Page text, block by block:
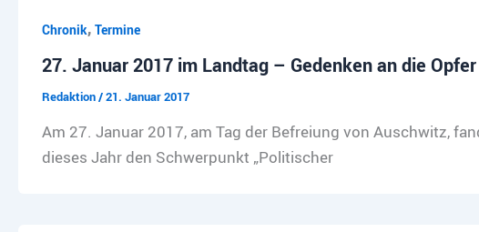
Chronik, Termine
27. Januar 2017 im Landtag – Gedenken an die
Redaktion/21. Januar 2017
Am 27. Januar 2017, am Tag der Befreiung von Auschwitz,
dieses Jahr den Schwerpunkt „Politischer